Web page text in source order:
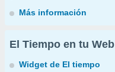
Más información
El Tiempo en tu Web
Widget de El tiempo